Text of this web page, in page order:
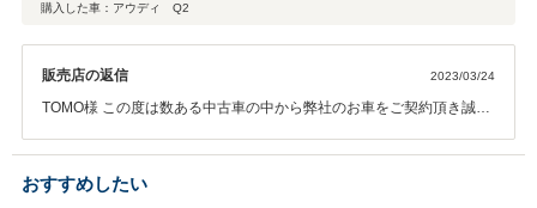
購入した車：アウディ Q2
販売店の返信 2023/03/24
TOMO様 この度は数ある中古車の中から弊社のお車をご契約頂き誠に
日の御希望に沿う事が出来、嬉しく存じます。 是非お近くにお立ち寄
りの際、是非ご来店下さいませ。 TOMO様にお会いできる日を楽しみ
に待っております。 何かお困りの際はぜひお気軽にご相談下さい！ 今
おすすめしたい